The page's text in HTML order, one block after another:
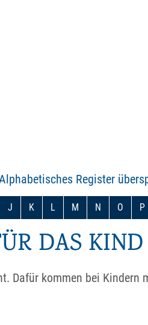
Register
J K L M N O P
DAS
Dafür kommen bei